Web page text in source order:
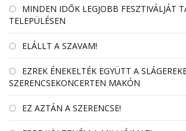
MINDEN IDŐK LEGJOBB FESZTIVÁLJÁT
TELEPÜLÉSEN
ELÁLLT A SZAVAM!
EZREK ÉNEKELTÉK EGYÜTT A
SZERENCSEKONCERTEN MAKÓN
EZ AZTÁN A SZERENCSE!